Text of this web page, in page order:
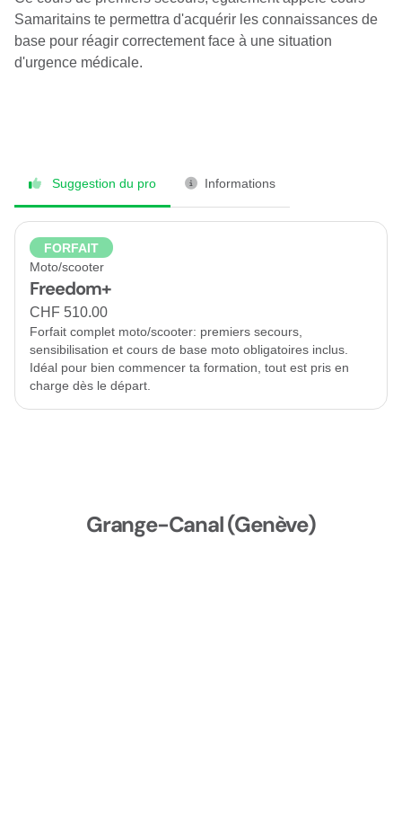
Suggestion du pro Informations
FORFAIT
Moto/scooter
Freedom+
CHF 510.00
Forfait complet moto/scooter: premiers secours,
sensibilisation et cours de base moto obligatoires inclus.
Idéal pour bien commencer ta formation, tout est pris en
charge dès le départ.
Samaritains te permettra d'acquérir les connaissances de
base pour réagir correctement face à une situation
d'urgence médicale.
Grange-Canal (Genève)